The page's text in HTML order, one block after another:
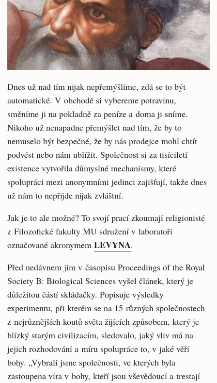
Dnes už nad tím nijak nepřemýšlíme, zdá se to být
automatické. V obchodě si vybereme potravinu,
směníme ji na pokladně za peníze a doma ji sníme.
Nikoho už nenapadne přemýšlet nad tím, že by to
nemuselo být bezpečné, že by nás prodejce mohl chtít
podvést nebo nám ublížit. Společnost si za tisíciletí
existence vytvořila důmyslné mechanismy, které
spolupráci mezi anonymními jedinci zajišťují, takže dnes
už nám to nepřijde nijak zvláštní.
Jak je to ale možné? To svojí prací zkoumají religionisté
z Filozofické fakulty MU sdružení v laboratoři
označované akronymem LEVYNA.
Před nedávnem jim v časopisu Proceedings of the Royal
Society B: Biological Sciences vyšel článek, který je
důležitou částí skládačky. Popisuje výsledky
experimentu, při kterém se na 15 různých společnostech
z nejrůznějších koutů světa žijících způsobem, který je
blízký starým civilizacím, sledovalo, jaký vliv má na
jejich rozhodování a míru spolupráce to, v jaké věří
bohy. „Vybrali jsme společnosti, ve kterých byla
zastoupena víra v bohy, kteří jsou vševědoucí a trestají